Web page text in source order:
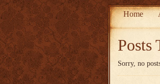
Home
Posts
Sorry, no